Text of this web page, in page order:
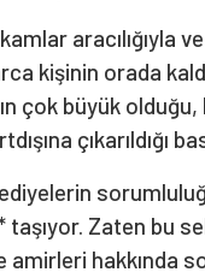
aracılığıyla
kişinin orada
çok büyük
çıkarıldığı
taşıyor. Zaten bu
amirleri hakkında